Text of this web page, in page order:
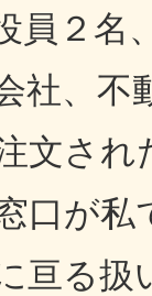
２名
社、不
文さ
口が
亘る扱